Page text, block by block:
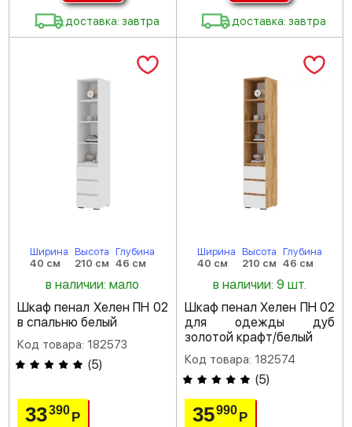
доставка: завтра доставка: завтра
Ширина
40 см
Высота
210 см
Глубина
46 см
в наличии: мало
Шкаф пенал Хелен ПН 02
в спальню белый
Код товара: 182573
(5)
33390Р
Ширина
40 см
Высота
210 см
Глубина
46 см
в наличии: 9 шт.
Шкаф пенал Хелен ПН 02
для одежды дуб
золотой крафт/белый
Код товара: 182574
(5)
35990 Р